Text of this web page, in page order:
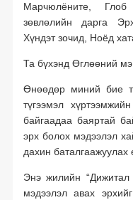
Мэдээлэх, мэдээлэл авах
Мэдээлэх, мэдээлэл авах
Марчюлёните,
зөвлөлийн дарга
Хүндэт зочид, Ноёд
Та бүхэнд Өглөөний
Өнөөдөр миний бие
түгээмэл
байгаадаа баяртай
эрх болох мэдээлэл
дахин
Энэ жилийн
мэдээлэл авах